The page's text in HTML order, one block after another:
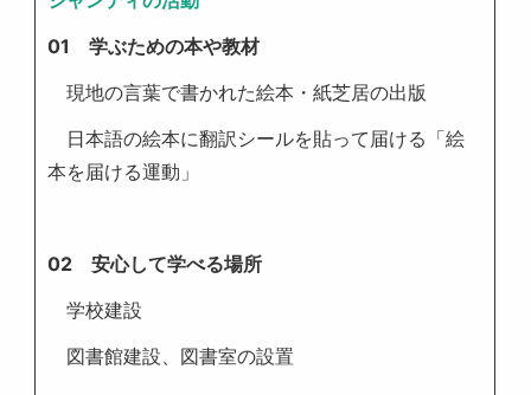
01 学ぶための本や教材
現地の言葉で書かれた絵本・紙芝居の出版
日本語の絵本に翻訳シールを貼って届ける「絵
本を届ける運動」
02 安心して学べる場所
学校建設
図書館建設、図書室の設置